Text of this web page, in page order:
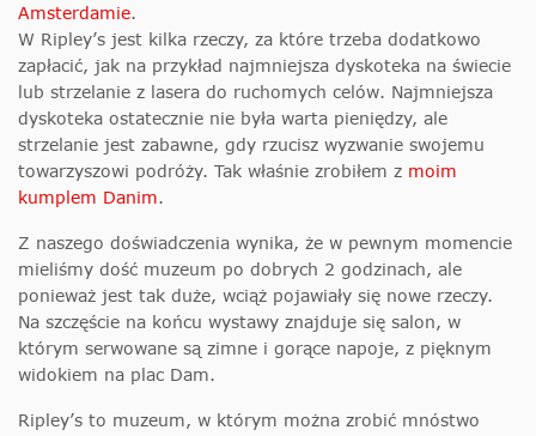
Amsterdamie.
W Ripley’s jest kilka rzeczy, za które trzeba dodatkowo
zapłacić, jak na przykład najmniejsza dyskoteka na świecie
lub strzelanie z lasera do ruchomych celów. Najmniejsza
dyskoteka ostatecznie nie była warta pieniędzy, ale
strzelanie jest zabawne, gdy rzucisz wyzwanie swojemu
towarzyszowi podróży. Tak właśnie zrobiłem z moim
kumplem Danim.
Z naszego doświadczenia wynika, że w pewnym momencie
mieliśmy dość muzeum po dobrych 2 godzinach, ale
ponieważ jest tak duże, wciąż pojawiały się nowe rzeczy.
Na szczęście na końcu wystawy znajduje się salon, w
którym serwowane są zimne i gorące napoje, z pięknym
widokiem na plac Dam.
Ripley’s to muzeum, w którym można zrobić mnóstwo